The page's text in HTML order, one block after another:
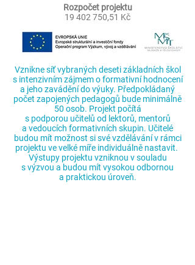
Rozpočet projektu
19 402 750,51 Kč
Vznikne síť vybraných deseti základních škol
s intenzivním zájmem o formativní hodnocení
a jeho zavádění do výuky. Předpokládaný
počet zapojených pedagogů bude minimálně
50 osob. Projekt počítá
s podporou učitelů od lektorů, mentorů
a vedoucích formativních skupin. Učitelé
budou mít možnost si své vzdělávání v rámci
projektu ve velké míře individuálně nastavit.
Výstupy projektu vzniknou v souladu
s výzvou a budou mít vysokou odbornou
a praktickou úroveň.